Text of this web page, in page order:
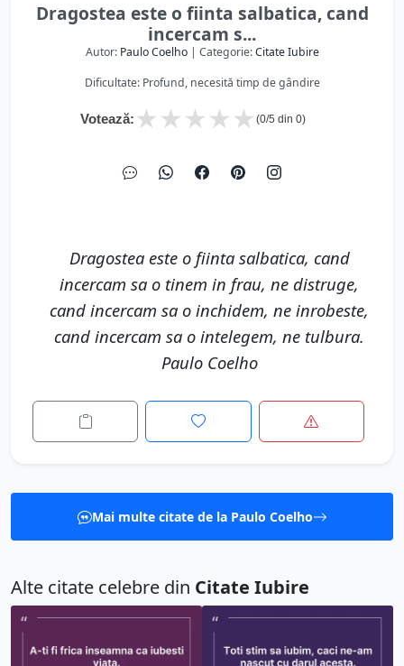
Dragostea este o fiinta salbatica, cand
incercam s...
Autor: Paulo Coelho| Categorie:Citate Iubire
Dificultate: Profund, necesită timp de gândire
Votează: ★
★
★
★
★ (0/5 din 0)
Dragostea este o fiinta salbatica, cand
incercam sa o tinem in frau, ne distruge,
cand incercam sa o inchidem, ne inrobeste,
cand incercam sa o intelegem, ne tulbura.
Paulo Coelho
Mai multe citate de la Paulo Coelho
Alte citate celebre din Citate Iubire